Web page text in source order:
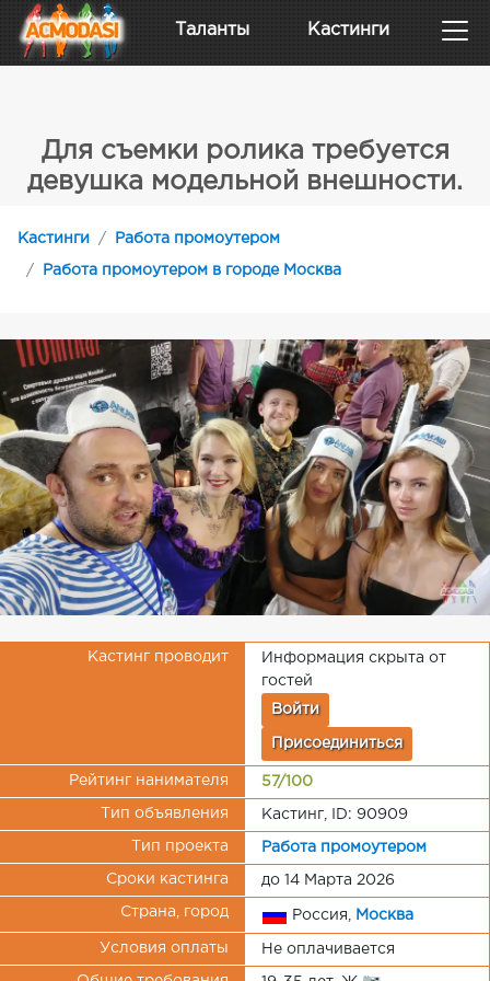
Таланты Кастинги
Для съемки ролика требуется
девушка модельной внешности.
Кастинги Работа промоутером
Работа промоутером в городе Москва
Кастинг проводит
Информация скрыта от
гостей
Войти
Присоединиться
Рейтинг нанимателя 57/100
Тип объявления Кастинг, ID: 90909
Тип проекта Работа промоутером
Сроки кастинга до 14 Марта 2026
Страна, город Россия, Москва
Условия оплаты Не оплачивается